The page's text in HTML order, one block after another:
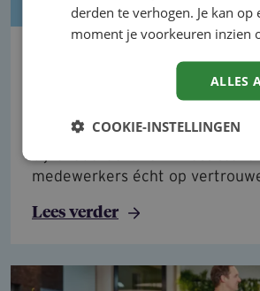
Whitepaper 'De AI-
HR-vragen; zelf bouwen
Een AI-chatbot opzetten kan
medewerkers écht op
Lees verder
derden te verhogen. Je kan op
moment je voorkeuren inzien
ALLES
COOKIE-INSTELLINGEN